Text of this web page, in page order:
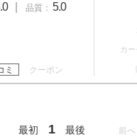
品質： 5.0
ミ クーポン
カ
最初 1 最後 前へ